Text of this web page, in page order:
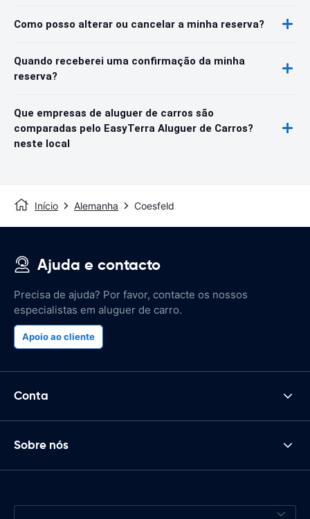
Como posso alterar ou cancelar a minha reserva?
Quando receberei uma confirmação da minha
reserva?
Que empresas de aluguer de carros são
comparadas pelo EasyTerra Aluguer de Carros?
neste local
Início Alemanha Coesfeld
Ajuda e contacto
Precisa de ajuda? Por favor, contacte os nossos
especialistas em aluguer de carro.
Apoio ao cliente
Conta
Sobre nós